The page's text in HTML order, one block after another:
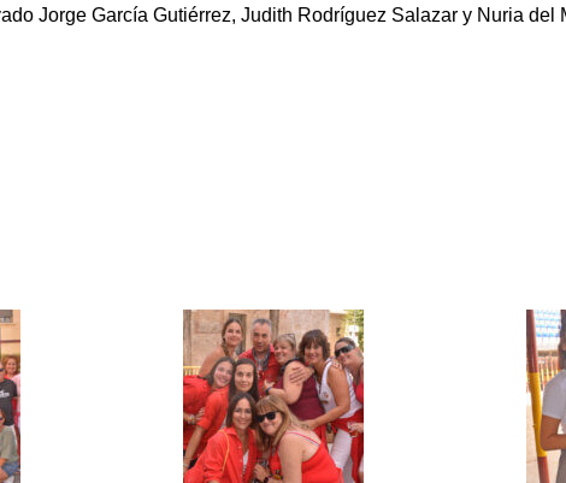
Jorge García Gutiérrez, Judith Rodríguez Salazar y Nuria del